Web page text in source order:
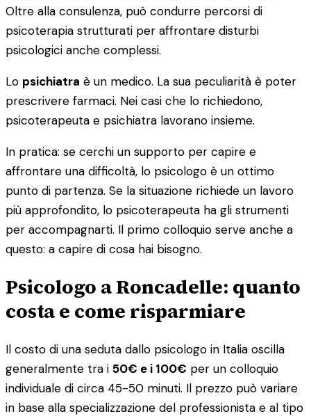
Oltre alla consulenza, può condurre percorsi di
psicoterapia strutturati per affrontare disturbi
psicologici anche complessi.
Lo psichiatra è un medico. La sua peculiarità è poter
prescrivere farmaci. Nei casi che lo richiedono,
psicoterapeuta e psichiatra lavorano insieme.
In pratica: se cerchi un supporto per capire e
affrontare una difficoltà, lo psicologo è un ottimo
punto di partenza. Se la situazione richiede un lavoro
più approfondito, lo psicoterapeuta ha gli strumenti
per accompagnarti. Il primo colloquio serve anche a
questo: a capire di cosa hai bisogno.
Psicologo a Roncadelle: quanto
costa e come risparmiare
Il costo di una seduta dallo psicologo in Italia oscilla
generalmente tra i 50€ e i 100€ per un colloquio
individuale di circa 45-50 minuti. Il prezzo può variare
in base alla specializzazione del professionista e al tipo